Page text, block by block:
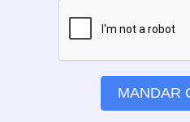
MANDAR